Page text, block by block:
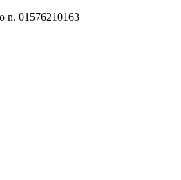
n. 01576210163